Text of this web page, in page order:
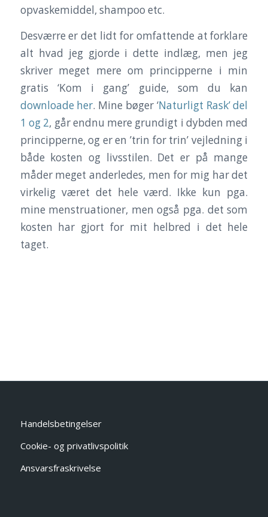
opvaskemiddel, shampoo etc.
Desværre er det lidt for omfattende at forklare
alt hvad jeg gjorde i dette indlæg, men jeg
skriver meget mere om principperne i min
gratis ‘Kom i gang’ guide, som du kan
downloade her. Mine bøger ‘Naturligt Rask’ del
1 og 2, går endnu mere grundigt i dybden med
principperne, og er en ’trin for trin’ vejledning i
både kosten og livsstilen. Det er på mange
måder meget anderledes, men for mig har det
virkelig været det hele værd. Ikke kun pga.
mine menstruationer, men også pga. det som
kosten har gjort for mit helbred i det hele
taget.
Handelsbetingelser
Cookie- og privatlivspolitik
Ansvarsfraskrivelse